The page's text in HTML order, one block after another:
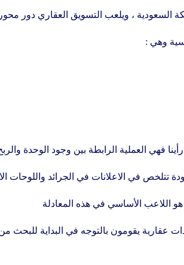
السعودية ، ويلعب التسويق العقاري دور
وهي :
فهي العملية الرابطة بين وجود الوحدة
في الاعلانات في الجرائد واللوحات
هو اللاعب الأساسي في هذه المعادلة
عقارية يقومون بالتوجه في البداية للبحث